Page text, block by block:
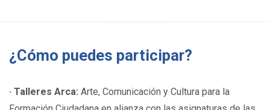
¿Cómo puedes participar?
· Talleres Arca: Arte, Comunicación y Cultura para la